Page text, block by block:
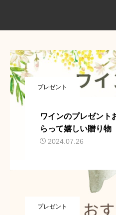
プレゼント
ワインのプレゼント
らって嬉しい贈り物
2024.07.26
プレゼント